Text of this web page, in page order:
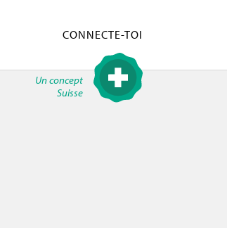
CONNECTE-TOI
Un concept
Suisse